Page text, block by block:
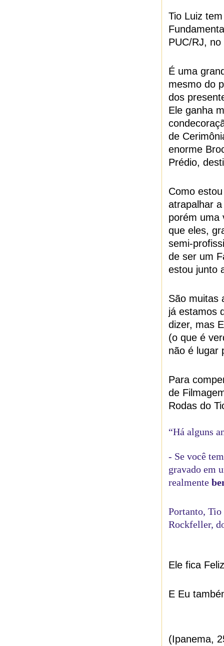
Tio Luiz
PUC/RJ,
É uma
mesmo do
dos
Ele ganha
de
enorme
Prédio,
Como
atrapalhar
porém uma
que eles,
semi-
de ser um
estou junto
São muitas
já estamos
dizer, mas
(o que é
não é lugar
Para
de
Rodas do
“Há alguns
- Se você
gravado em
realmente
Portanto, Tio
Rockfeller,
Ele fica
E Eu
(Ipanema,